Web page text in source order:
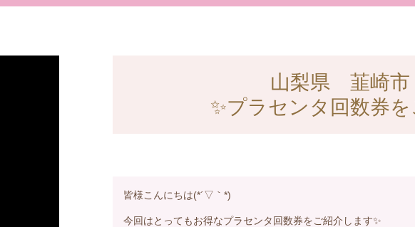
山梨県 韮崎
​✨プラセンタ回数券
皆様こんにちは(*´▽｀*)
今回はとってもお得なプラセンタ回数券をご紹介します✨